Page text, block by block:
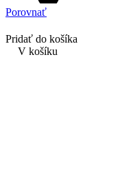
Porovnať
Pridať do košíka
V košíku